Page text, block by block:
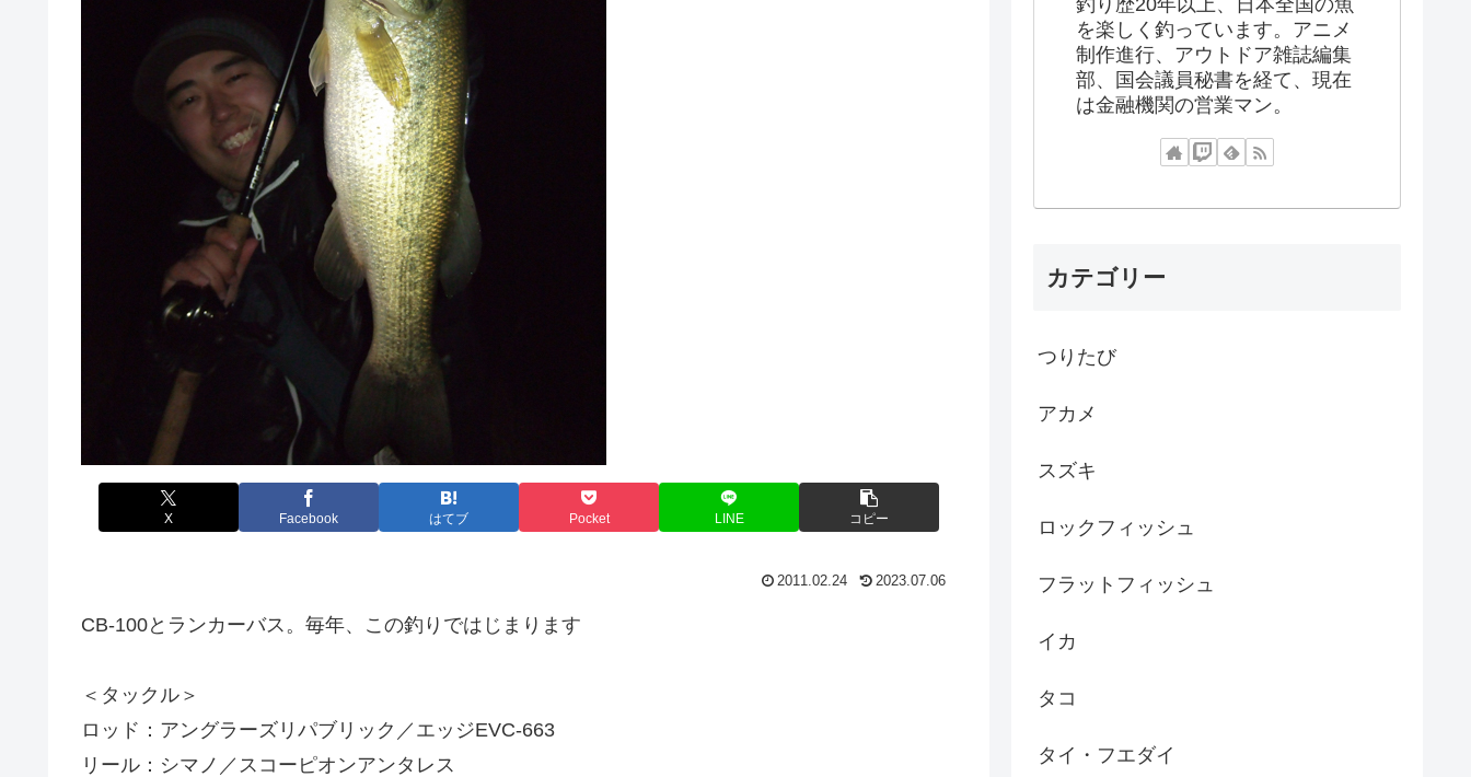
X Facebook はてブ Pocket LINE コピー
2011.02.24 2023.07.06
CB-100とランカーバス。毎年、この釣りではじまります
＜タックル＞
ロッド：アングラーズリパブリック／エッジEVC-663
リール：シマノ／スコーピオンアンタレス
を楽しく釣っています。アニメ
制作進行、アウトドア雑誌編集
部、国会議員秘書を経て、現在
は金融機関の営業マン。
カテゴリー
つりたび
アカメ
スズキ
ロックフィッシュ
フラットフィッシュ
イカ
タコ
タイ・フエダイ